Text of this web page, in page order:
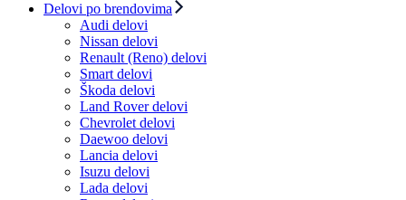
Delovi po brendovima
Audi delovi
Nissan delovi
Renault (Reno) delovi
Smart delovi
Škoda delovi
Land Rover delovi
Chevrolet delovi
Daewoo delovi
Lancia delovi
Isuzu delovi
Lada delovi